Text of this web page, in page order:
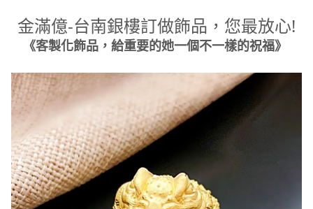
金滿億-台南銀樓訂做飾品，您最放心!
《客製化飾品，給重要的她一個不一樣的祝福》